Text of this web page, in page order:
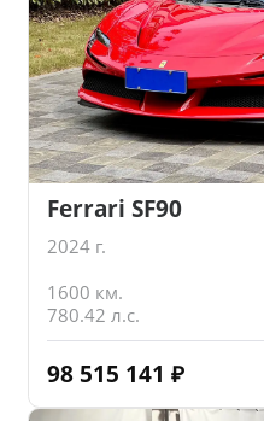
Ferrari SF90
2024 г.
1600 км.
780.42 л.с.
98 515 141 ₽